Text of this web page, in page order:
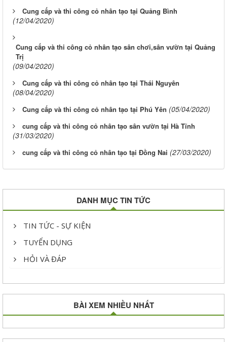
Cung cấp và thi công cỏ nhân tạo tại Quảng Bình
(12/04/2020)
Cung cấp và thi công cỏ nhân tạo sân chơi,sân vườn tại Quảng
Trị
(09/04/2020)
Cung cấp và thi công cỏ nhân tạo tại Thái Nguyên
(08/04/2020)
Cung cấp và thi công cỏ nhân tạo tại Phú Yên (05/04/2020)
cung cấp và thi công cỏ nhân tạo sân vườn tại Hà Tĩnh
(31/03/2020)
cung cấp và thi công cỏ nhân tạo tại Đồng Nai (27/03/2020)
DANH MỤC TIN TỨC
TIN TỨC - SỰ KIỆN
TUYỂN DỤNG
HỎI VÀ ĐÁP
BÀI XEM NHIỀU NHẤT